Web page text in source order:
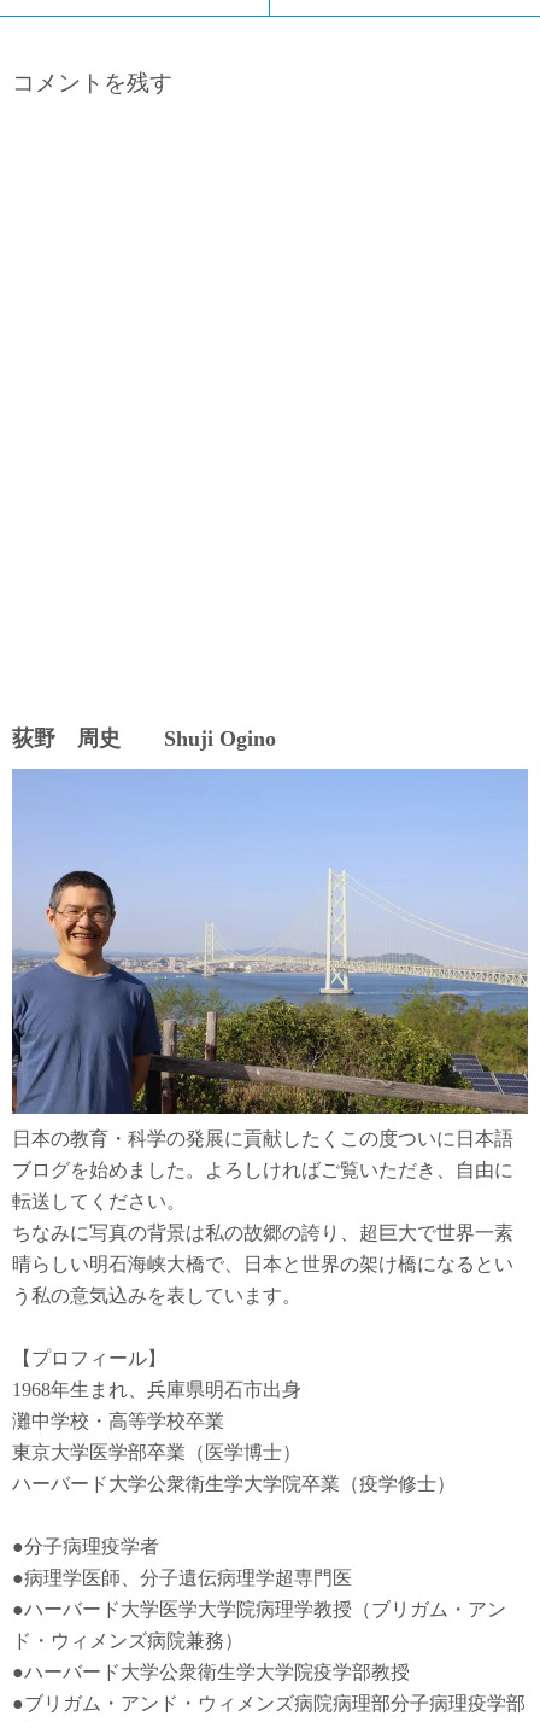
コメントを残す
荻野 周史 Shuji Ogino
日本の教育・科学の発展に貢献したくこの度ついに日本語
ブログを始めました。よろしければご覧いただき、自由に
転送してください。
ちなみに写真の背景は私の故郷の誇り、超巨大で世界一素
晴らしい明石海峡大橋で、日本と世界の架け橋になるとい
う私の意気込みを表しています。
【プロフィール】
1968年生まれ、兵庫県明石市出身
灘中学校・高等学校卒業
東京大学医学部卒業（医学博士）
ハーバード大学公衆衛生学大学院卒業（疫学修士）
●分子病理疫学者
●病理学医師、分子遺伝病理学超専門医
●ハーバード大学医学大学院病理学教授（ブリガム・アン
ド・ウィメンズ病院兼務）
●ハーバード大学公衆衛生学大学院疫学部教授
●ブリガム・アンド・ウィメンズ病院病理部分子病理疫学部